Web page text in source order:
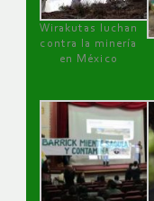
Wirakutas luchan
contra la minería
en México